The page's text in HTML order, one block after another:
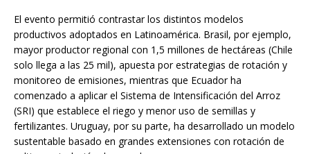
El evento permitió contrastar los distintos modelos
productivos adoptados en Latinoamérica. Brasil, por ejemplo,
mayor productor regional con 1,5 millones de hectáreas (Chile
solo llega a las 25 mil), apuesta por estrategias de rotación y
monitoreo de emisiones, mientras que Ecuador ha
comenzado a aplicar el Sistema de Intensificación del Arroz
(SRI) que establece el riego y menor uso de semillas y
fertilizantes. Uruguay, por su parte, ha desarrollado un modelo
sustentable basado en grandes extensiones con rotación de